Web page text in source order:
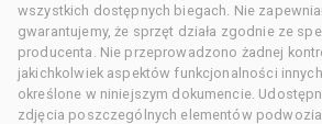
wszystkich dostępnych biegach. Nie
gwarantujemy, że sprzęt działa zgodnie ze
producenta. Nie przeprowadzono żadnej
jakichkolwiek aspektów funkcjonalności
określone w niniejszym dokumencie.
zdjęcia poszczególnych elementów